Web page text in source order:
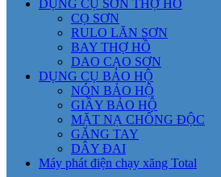
DỤNG CỤ SƠN THỢ HỒ
CỌ SƠN
RULO LĂN SƠN
BAY THỢ HỒ
DAO CẠO SƠN
DỤNG CỤ BẢO HỘ
NÓN BẢO HỘ
GIẦY BẢO HỘ
MẶT NẠ CHỐNG ĐỘC
GĂNG TAY
DÂY ĐAI
Máy phát điện chạy xăng Total